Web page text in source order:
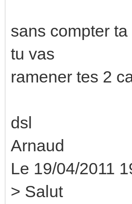
sans compter
tu vas
ramener tes 2
dsl
Arnaud
Le 19/04/2011
> Salut